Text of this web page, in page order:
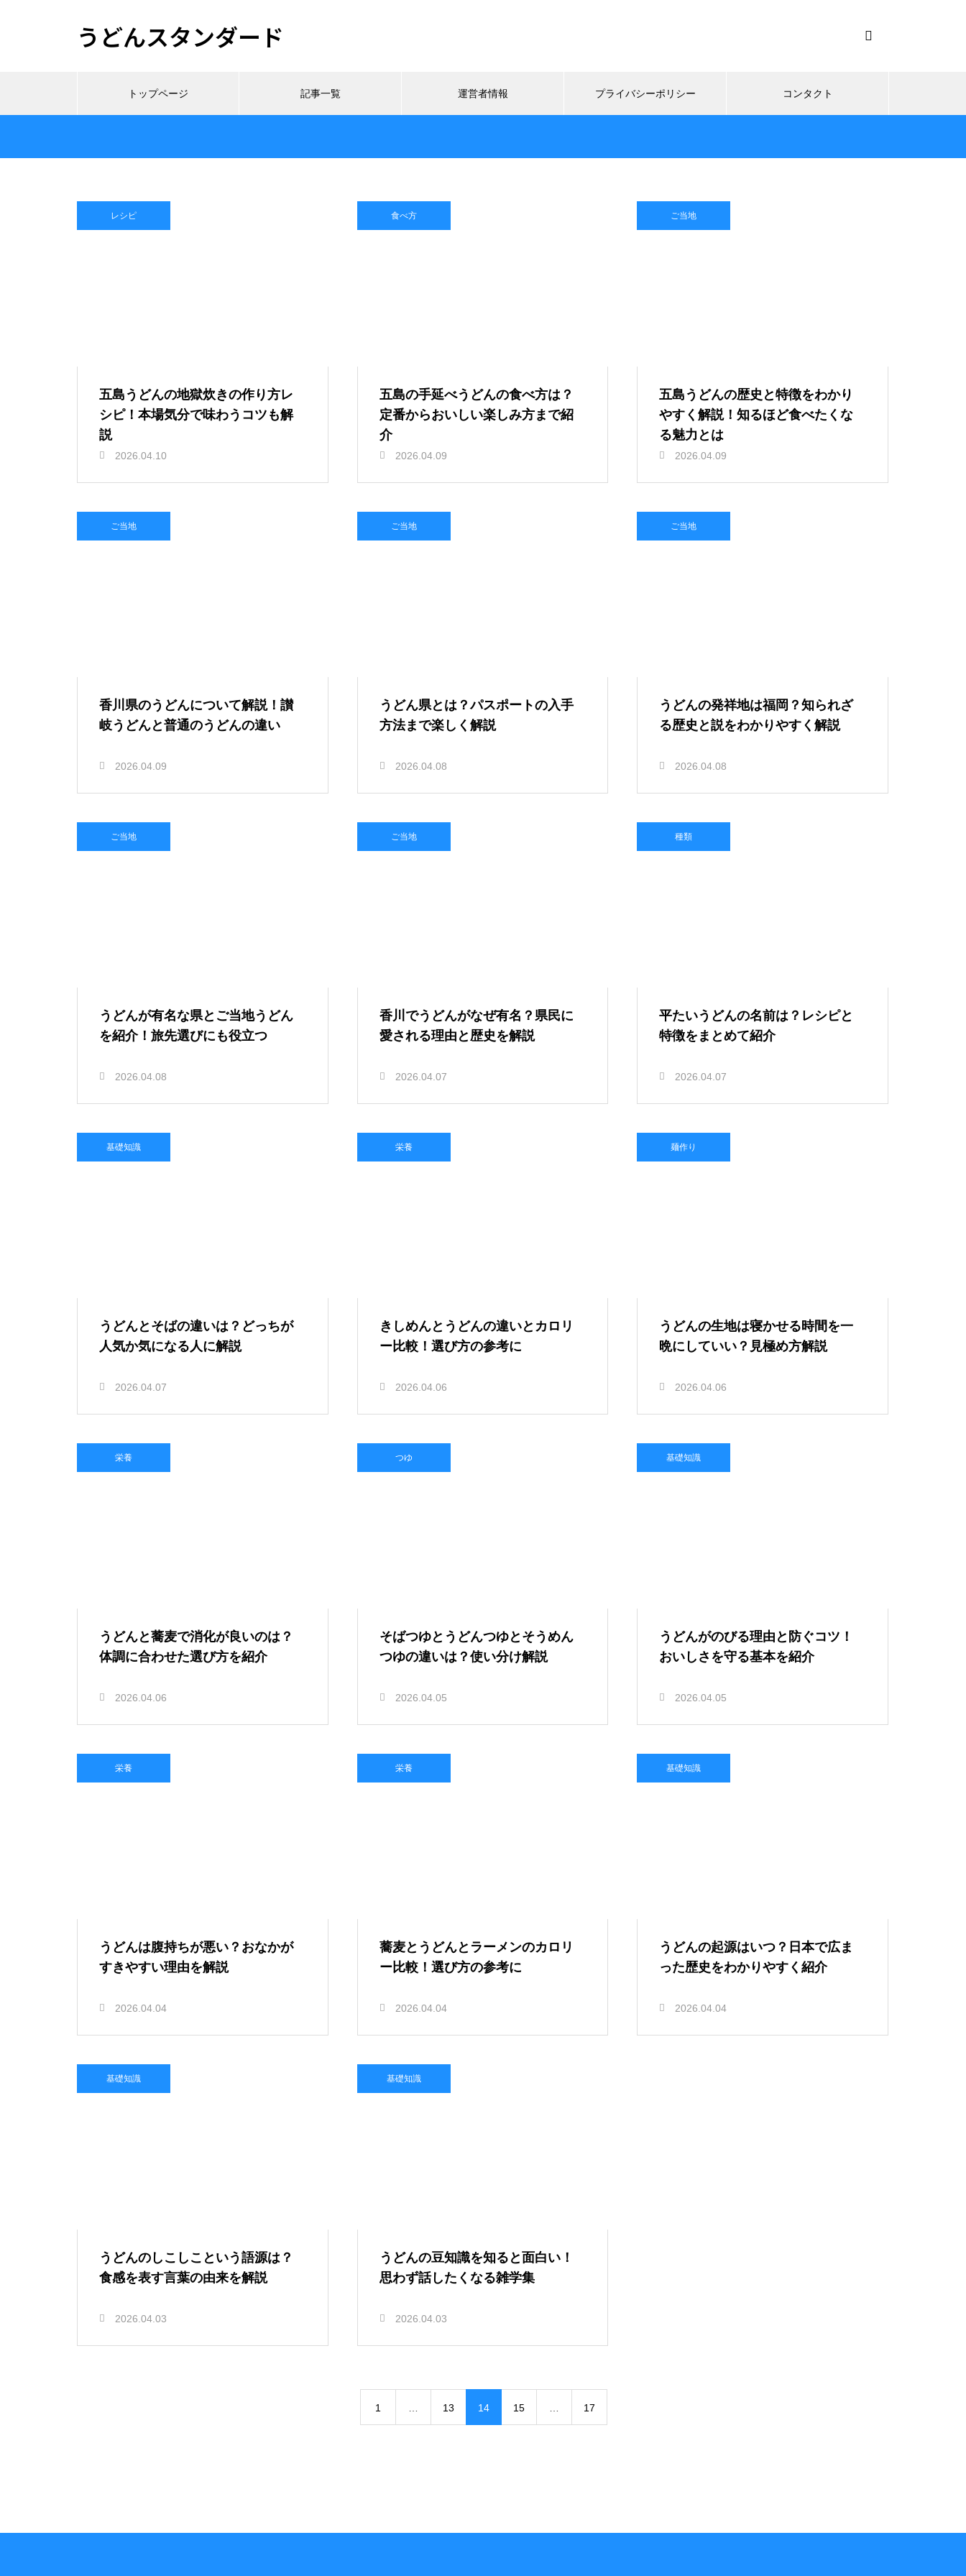
うどんスタンダード
トップページ 記事一覧 運営者情報 プライバシーポリシー コンタクト
レシピ
五島うどんの地獄炊きの作り方レ
シピ！本場気分で味わうコツも解
説
2026.04.10
食べ方
五島の手延べうどんの食べ方は？
定番からおいしい楽しみ方まで紹
介
2026.04.09
ご当地
五島うどんの歴史と特徴をわかり
やすく解説！知るほど食べたくな
る魅力とは
2026.04.09
ご当地
香川県のうどんについて解説！讃
岐うどんと普通のうどんの違い
2026.04.09
ご当地
うどん県とは？パスポートの入手
方法まで楽しく解説
2026.04.08
ご当地
うどんの発祥地は福岡？知られざ
る歴史と説をわかりやすく解説
2026.04.08
ご当地
うどんが有名な県とご当地うどん
を紹介！旅先選びにも役立つ
2026.04.08
ご当地
香川でうどんがなぜ有名？県民に
愛される理由と歴史を解説
2026.04.07
種類
平たいうどんの名前は？レシピと
特徴をまとめて紹介
2026.04.07
基礎知識
うどんとそばの違いは？どっちが
人気か気になる人に解説
2026.04.07
栄養
きしめんとうどんの違いとカロリ
ー比較！選び方の参考に
2026.04.06
麺作り
うどんの生地は寝かせる時間を一
晩にしていい？見極め方解説
2026.04.06
栄養
うどんと蕎麦で消化が良いのは？
体調に合わせた選び方を紹介
2026.04.06
つゆ
そばつゆとうどんつゆとそうめん
つゆの違いは？使い分け解説
2026.04.05
基礎知識
うどんがのびる理由と防ぐコツ！
おいしさを守る基本を紹介
2026.04.05
栄養
うどんは腹持ちが悪い？おなかが
すきやすい理由を解説
2026.04.04
栄養
蕎麦とうどんとラーメンのカロリ
ー比較！選び方の参考に
2026.04.04
基礎知識
うどんの起源はいつ？日本で広ま
った歴史をわかりやすく紹介
2026.04.04
基礎知識
うどんのしこしこという語源は？
食感を表す言葉の由来を解説
2026.04.03
基礎知識
うどんの豆知識を知ると面白い！
思わず話したくなる雑学集
2026.04.03
1 13 14 15 17